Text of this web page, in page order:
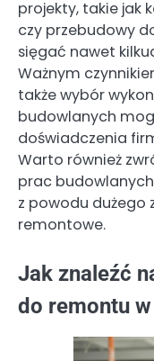
projekty, takie jak
czy przebudowy
sięgać nawet
Ważnym
także wybór
budowlanych
doświadczenia
Warto również
prac
z powodu dużego
remontowe.
Jak znaleźć
do remontu